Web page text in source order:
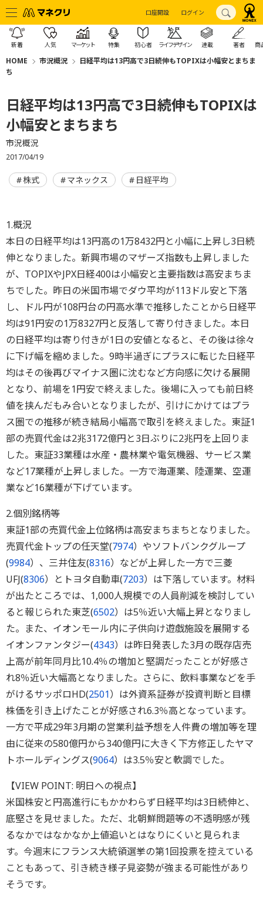
口座開設 ログイン
新着 人気 マーケット 特集 初心者 ライフデザイン 連載 著者 商
HOME 市況概況
日経平均は13円高で3日続伸もTOPIXは小幅安とまちま
ち
日経平均は13円高で3日続伸もTOPIXは
小幅安とまちまち
市況概況
2017/04/19
株式 マネックス 日経平均
1.概況
本日の日経平均は13円高の1万8432円と小幅に上昇し3日続
伸となりました。新興市場のマザーズ指数も上昇しました
が、TOPIXやJPX日経400は小幅安と主要指数は高安まちま
ちでした。昨日の米国市場でダウ平均が113ドル安と下落
し、ドル円が108円台の円高水準で推移したことから日経平
均は91円安の1万8327円と反落して寄り付きました。本日
の日経平均は寄り付きが1日の安値となると、その後は徐々
に下げ幅を縮めました。9時半過ぎにプラスに転じた日経平
均はその後再びマイナス圏に沈むなど方向感に欠ける展開
となり、前場を1円安で終えました。後場に入っても前日終
値を挟んだもみ合いとなりましたが、引けにかけてはプラ
ス圏での推移が続き結局小幅高で取引を終えました。東証1
部の売買代金は2兆3172億円と3日ぶりに2兆円を上回りま
した。東証33業種は水産・農林業や電気機器、サービス業
など17業種が上昇しました。一方で海運業、陸運業、空運
業など16業種が下げています。
2.個別銘柄等
東証1部の売買代金上位銘柄は高安まちまちとなりました。
売買代金トップの任天堂(7974）やソフトバンクグループ
(9984）、三井住友(8316）などが上昇した一方で三菱
UFJ(8306）とトヨタ自動車(7203）は下落しています。材料
が出たところでは、1,000人規模での人員削減を検討してい
ると報じられた東芝(6502）は5％近い大幅上昇となりまし
た。また、イオンモール内に子供向け遊戯施設を展開する
イオンファンタジー(4343）は昨日発表した3月の既存店売
上高が前年同月比10.4％の増加と堅調だったことが好感さ
れ8％近い大幅高となりました。さらに、飲料事業などを手
がけるサッポロHD(2501）は外資系証券が投資判断と目標
株価を引き上げたことが好感され6.3％高となっています。
一方で平成29年3月期の営業利益予想を人件費の増加等を理
由に従来の580億円から340億円に大きく下方修正したヤマ
トホールディングス(9064）は3.5％安と軟調でした。
【VIEW POINT: 明日への視点】
米国株安と円高進行にもかかわらず日経平均は3日続伸と、
底堅さを見せました。ただ、北朝鮮問題等の不透明感が残
るなかではなかなか上値追いとはなりにくいと見られま
す。今週末にフランス大統領選挙の第1回投票を控えている
こともあって、引き続き様子見姿勢が強まる可能性があり
そうです。